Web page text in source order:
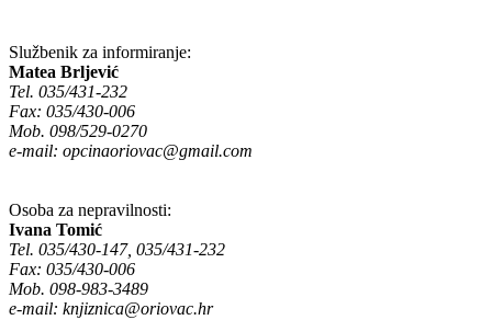
Službenik za informiranje:
Matea Brljević
Tel. 035/431-232
Fax: 035/430-006
Mob. 098/529-0270
e-mail: opcinaoriovac@gmail.com
Osoba za nepravilnosti:
Ivana Tomić
Tel. 035/430-147, 035/431-232
Fax: 035/430-006
Mob. 098-983-3489
e-mail: knjiznica@oriovac.hr